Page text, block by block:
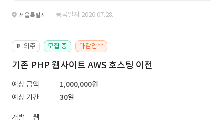
서울특별시 · 등록일자 2026.07.28.
📔 외주 모집 중 마감임박
기존 PHP 웹사이트 AWS 호스팅 이전
예상 금액
1,000,000원
예상 기간
30일
개발
웹